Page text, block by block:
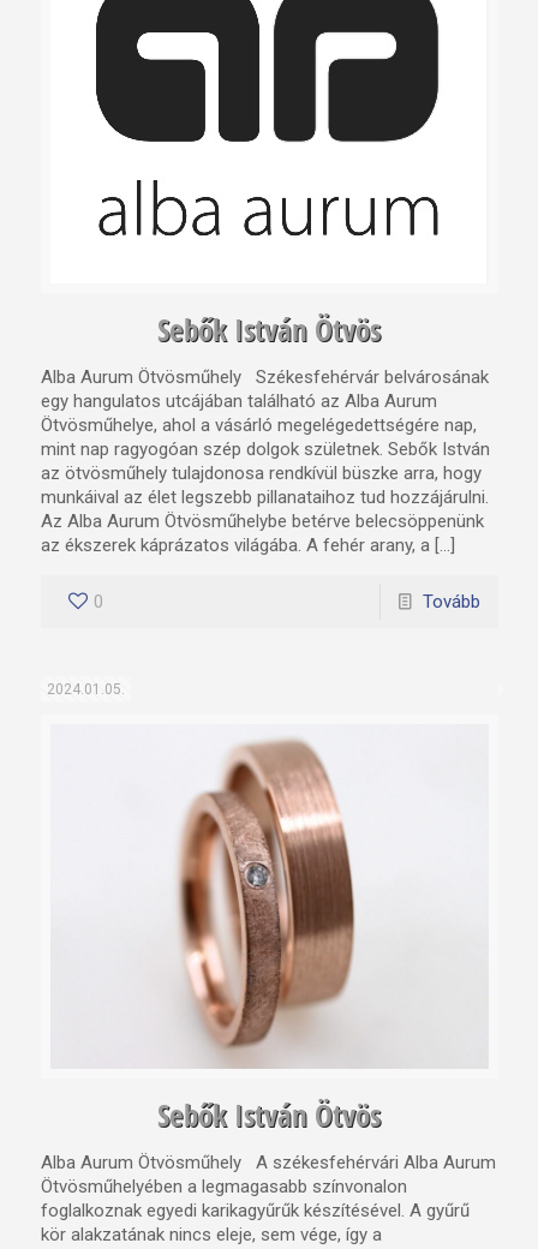
Sebők István Ötvös
Alba Aurum Ötvösműhely Székesfehérvár belvárosának
egy hangulatos utcájában található az Alba Aurum
Ötvösműhelye, ahol a vásárló megelégedettségére nap,
mint nap ragyogóan szép dolgok születnek. Sebők István
az ötvösműhely tulajdonosa rendkívül büszke arra, hogy
munkáival az élet legszebb pillanataihoz tud hozzájárulni.
Az Alba Aurum Ötvösműhelybe betérve belecsöppenünk
az ékszerek káprázatos világába. A fehér arany, a […]
0 Tovább
2024.01.05.
Sebők István Ötvös
Alba Aurum Ötvösműhely A székesfehérvári Alba Aurum
Ötvösműhelyében a legmagasabb színvonalon
foglalkoznak egyedi karikagyűrűk készítésével. A gyűrű
kör alakzatának nincs eleje, sem vége, így a